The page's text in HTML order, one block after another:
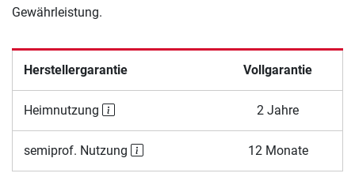
Gewährleistung.
Herstellergarantie Vollgarantie
Heimnutzung 2 Jahre
semiprof. Nutzung 12 Monate